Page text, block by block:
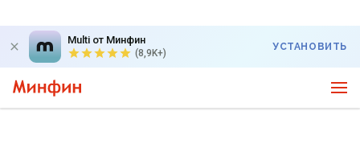
Multi от Минфин
(8,9K+)
УСТАНОВИТЬ